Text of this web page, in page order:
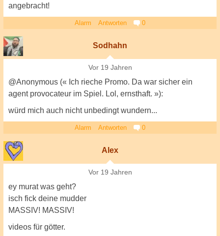
angebracht!
Alarm Antworten 0
Sodhahn
Vor 19 Jahren
@Anonymous (« Ich rieche Promo. Da war sicher ein
agent provocateur im Spiel. Lol, ernsthaft. »):
würd mich auch nicht unbedingt wundern...
Alarm Antworten 0
Alex
Vor 19 Jahren
ey murat was geht?
isch fick deine mudder
MASSIV! MASSIV!
videos für götter.